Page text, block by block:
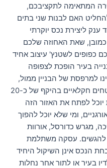
המתאימה לתקציבכם,
האם לבנות שני בתים
ליצירת נכס יוקרתי
שאת האחוזה שלכם
כפופים לשטנץ' עיצוב אחיד
בעיר הופכת לצפופה
למרפסת של הבניין ממול,
בית במושב מגיע בדרך כלל עם שטחים חקלאיים בהיקף של כ-20
יוכל לפתח את האזור הזה
ומי שלא יוכל להפוך
מגרש כדורסל, אורוות
להגשים. עסקה משתלמת
הנכס אינן השיקול היחיד
בעיר או לתור אחר נחלות